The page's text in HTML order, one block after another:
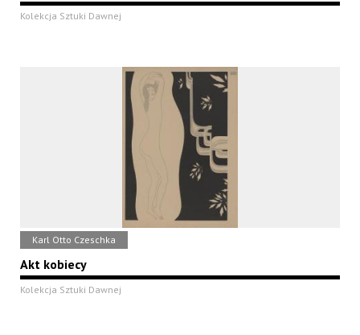
Kolekcja Sztuki Dawnej
Karl Otto Czeschka
Akt kobiecy
Kolekcja Sztuki Dawnej